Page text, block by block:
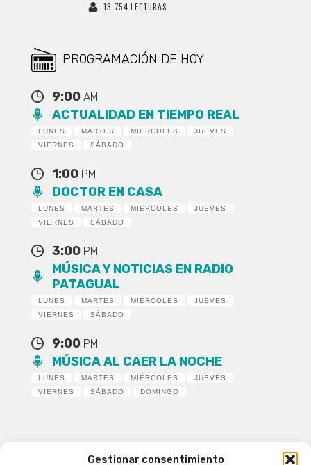
Gestionar consentimiento
13.754 LECTURAS
PROGRAMACIÓN DE HOY
9:00 AM
ACTUALIDAD EN TIEMPO REAL
LUNES MARTES MIÉRCOLES
JUEVES
VIERNES
SÁBADO
1:00 PM
DOCTOR EN CASA
LUNES MARTES MIÉRCOLES
JUEVES
VIERNES
SÁBADO
3:00 PM
MÚSICA Y NOTICIAS EN RADIO
PATAGUAL
LUNES MARTES MIÉRCOLES
JUEVES
VIERNES
SÁBADO
9:00 PM
MÚSICA AL CAER LA NOCHE
LUNES MARTES MIÉRCOLES
JUEVES
VIERNES
SÁBADO DOMINGO